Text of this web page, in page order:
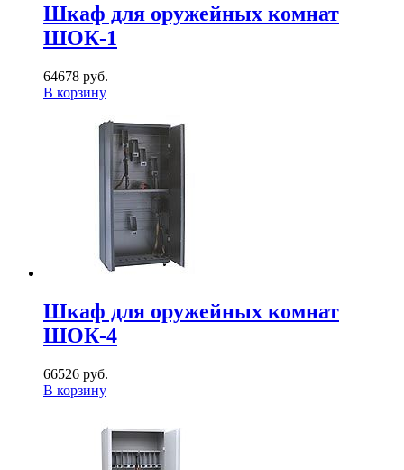
Шкаф для оружейных комнат
ШОК-1
64678 руб.
В корзину
Шкаф для оружейных комнат
ШОК-4
66526 руб.
В корзину